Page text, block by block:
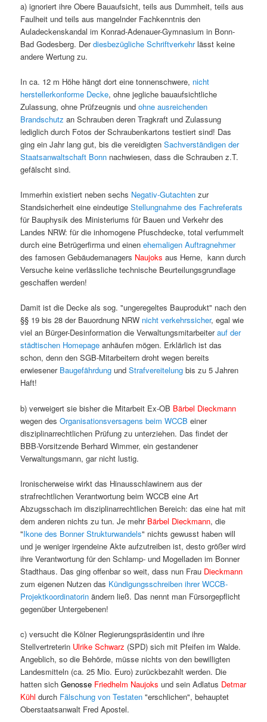
a) ignoriert ihre Obere Bauaufsicht, teils aus Dummheit, teils aus
Faulheit und teils aus mangelnder Fachkenntnis den
Auladeckenskandal im Konrad-Adenauer-Gymnasium in Bonn-
Bad Godesberg. Derdiesbezügliche Schriftverkehrlässt keine
andere Wertung zu.
In ca. 12 m Höhe hängt dort eine tonnenschwere, nicht
herstellerkonforme Decke, ohne jegliche bauaufsichtliche
Zulassung, ohne Prüfzeugnis undohne ausreichenden
Brandschutzan Schrauben deren Tragkraft und Zulassung
lediglich durch Fotos der Schraubenkartons testiert sind! Das
ging ein Jahr lang gut, bis die vereidigtenSachverständigen der
Staatsanwaltschaft Bonn nachwiesen, dass die Schrauben z.T.
gefälscht sind.
Immerhin existiert neben sechs Negativ-Gutachtenzur
Standsicherheit eine eindeutigeStellungnahme des Fachreferats
für Bauphysik des Ministeriums für Bauen und Verkehr des
Landes NRW: für die inhomogene Pfuschdecke, total verfummelt
durch eine Betrügerfirma und einenehemaligen Auftragnehmer
des famosen Gebäudemanagers Naujoks aus Herne, kann durch
Versuche keine verlässliche technische Beurteilungsgrundlage
geschaffen werden!
Damit ist die Decke als sog. "ungeregeltes Bauprodukt" nach den
§§ 19 bis 28 der Bauordnung NRW nicht verkehrssicher, egal wie
viel an Bürger-Desinformation die Verwaltungsmitarbeiterauf der
städtischen Homepage anhäufen mögen. Erklärlich ist das
schon, denn den SGB-Mitarbeitern droht wegen bereits
erwiesener Baugefährdungund Strafvereitelungbis zu 5 Jahren
Haft!
b) verweigert sie bisher die Mitarbeit Ex-OB Bärbel Dieckmann
wegen desOrganisationsversagens beim WCCBeiner
disziplinarrechtlichen Prüfung zu unterziehen. Das findet der
BBB-Vorsitzende Berhard Wimmer, ein gestandener
Verwaltungsmann, gar nicht lustig.
Ironischerweise wirkt das Hinausschlawinern aus der
strafrechtlichen Verantwortung beim WCCB eine Art
Abzugsschach im disziplinarrechtlichen Bereich: das eine hat mit
dem anderen nichts zu tun. Je mehrBärbel Dieckmann, die
"Ikone des Bonner Strukturwandels" nichts gewusst haben will
und je weniger irgendeine Akte aufzutreiben ist, desto größer wird
ihre Verantwortung für den Schlamp- und Mogelladen im Bonner
Stadthaus. Das ging offenbar so weit, dass nun Frau Dieckmann
zum eigenen Nutzen das Kündigungsschreiben ihrer WCCB-
Projektkoordinatorin ändern ließ. Das nennt man Fürsorgepflicht
gegenüber Untergebenen!
c) versucht die Kölner Regierungspräsidentin und ihre
Stellvertreterin Ulrike Schwarz (SPD) sich mit Pfeifen im Walde.
Angeblich, so die Behörde, müsse nichts von den bewilligten
Landesmitteln (ca. 25 Mio. Euro) zurückbezahlt werden. Die
hatten sichGenosse Friedhelm Naujoks und sein Adlatus Detmar
Kühl durch Fälschung von Testaten"erschlichen", behauptet
Oberstaatsanwalt Fred Apostel.